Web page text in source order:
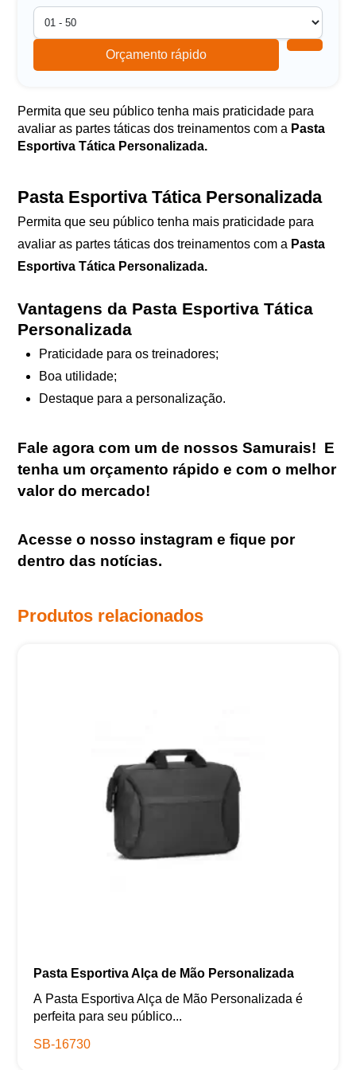
Orçamento rápido
Permita que seu público tenha mais praticidade para
avaliar as partes táticas dos treinamentos com a Pasta
Esportiva Tática Personalizada.
Pasta Esportiva Tática Personalizada
Permita que seu público tenha mais praticidade para
avaliar as partes táticas dos treinamentos com a Pasta
Esportiva Tática Personalizada.
Vantagens da Pasta Esportiva Tática
Personalizada
Praticidade para os treinadores;
Boa utilidade;
Destaque para a personalização.
Fale agora com um de nossos Samurais! E
tenha um orçamento rápido e com o melhor
valor do mercado!
Acesse o nosso instagram e fique por
dentro das notícias.
Produtos relacionados
Pasta Esportiva Alça de Mão Personalizada
A Pasta Esportiva Alça de Mão Personalizada é
perfeita para seu público...
SB-16730